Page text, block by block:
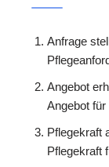
Anfrage
Angebot
Angebot
Pflegekraft
Pflegekraft